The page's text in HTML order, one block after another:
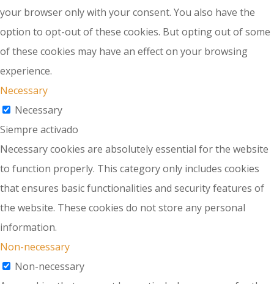
your browser only with your consent. You also have the
option to opt-out of these cookies. But opting out of some
of these cookies may have an effect on your browsing
experience.
Necessary
Necessary
Siempre activado
Necessary cookies are absolutely essential for the website
to function properly. This category only includes cookies
that ensures basic functionalities and security features of
the website. These cookies do not store any personal
information.
Non-necessary
Non-necessary